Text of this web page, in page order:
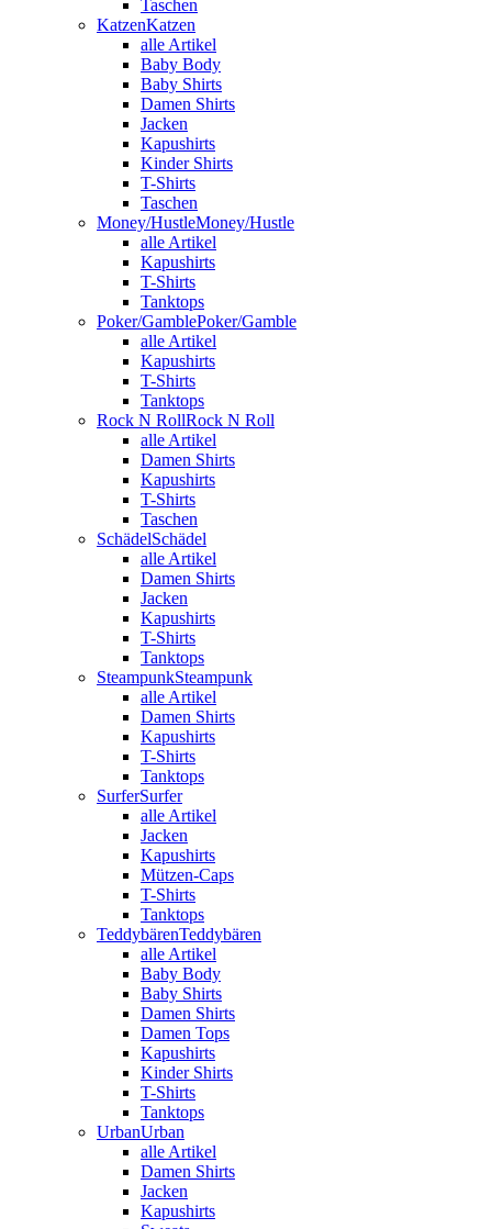
Taschen
KatzenKatzen
alle Artikel
Baby Body
Baby Shirts
Damen Shirts
Jacken
Kapushirts
Kinder Shirts
T-Shirts
Taschen
Money/HustleMoney/Hustle
alle Artikel
Kapushirts
T-Shirts
Tanktops
Poker/GamblePoker/Gamble
alle Artikel
Kapushirts
T-Shirts
Tanktops
Rock N RollRock N Roll
alle Artikel
Damen Shirts
Kapushirts
T-Shirts
Taschen
SchädelSchädel
alle Artikel
Damen Shirts
Jacken
Kapushirts
T-Shirts
Tanktops
SteampunkSteampunk
alle Artikel
Damen Shirts
Kapushirts
T-Shirts
Tanktops
SurferSurfer
alle Artikel
Jacken
Kapushirts
Mützen-Caps
T-Shirts
Tanktops
TeddybärenTeddybären
alle Artikel
Baby Body
Baby Shirts
Damen Shirts
Damen Tops
Kapushirts
Kinder Shirts
T-Shirts
Tanktops
UrbanUrban
alle Artikel
Damen Shirts
Jacken
Kapushirts